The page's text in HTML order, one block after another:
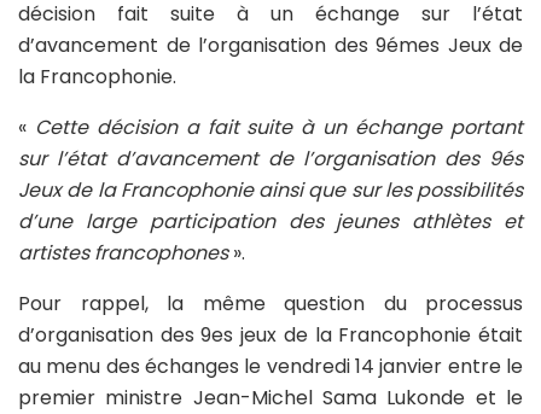
décision fait suite à un échange sur l’état
d’avancement de l’organisation des 9émes Jeux de
la Francophonie.
« Cette décision a fait suite à un échange portant
sur l’état d’avancement de l’organisation des 9és
Jeux de la Francophonie ainsi que sur les possibilités
d’une large participation des jeunes athlètes et
artistes francophones».
Pour rappel, la même question du processus
d’organisation des 9es jeux de la Francophonie était
au menu des échanges le vendredi 14 janvier entre le
premier ministre Jean-Michel Sama Lukonde et le